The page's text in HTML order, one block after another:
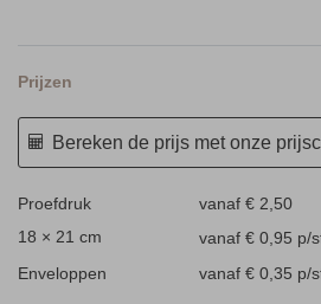
Prijzen
Bereken de prijs met onze
Proefdruk
vanaf € 2,50
18 × 21 cm
vanaf € 0,95 p/
Enveloppen
vanaf € 0,35 p/